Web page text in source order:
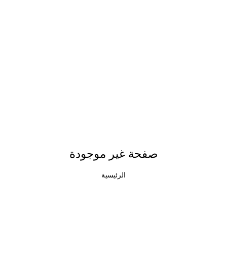
صفحة غير موجودة
الرئيسية